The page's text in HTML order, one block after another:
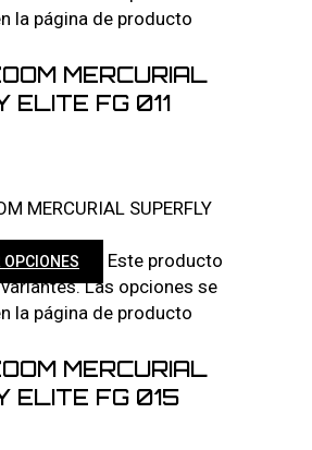
la página de producto
MERCURIAL
ELITE FG 011
OPCIONES
Este producto
Las opciones se
la página de producto
MERCURIAL
ELITE FG 015